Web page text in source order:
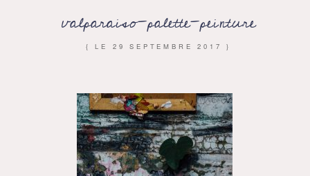
valparaiso-palette-peinture
{ LE 29 SEPTEMBRE 2017 }